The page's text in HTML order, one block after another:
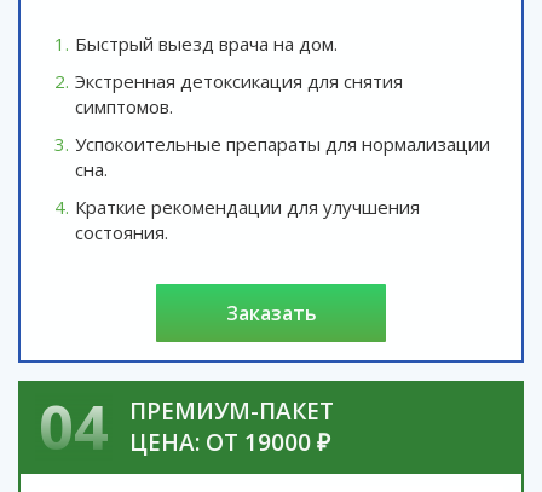
Быстрый выезд врача на дом.
Экстренная детоксикация для снятия
симптомов.
Успокоительные препараты для нормализации
сна.
Краткие рекомендации для улучшения
состояния.
заказать
04
ПРЕМИУМ-ПАКЕТ
ЦЕНА: ОТ 19000 ₽